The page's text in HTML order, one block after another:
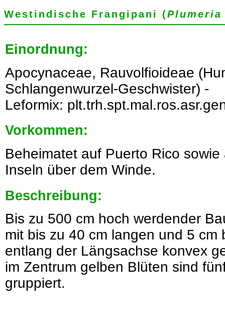
Westindische Frangipani (Plumeria
Einordnung:
Apocynaceae, Rauvolfioideae
Schlangenwurzel-Geschwister) -
Leformix:
Vorkommen:
Beheimatet auf Puerto Rico
Inseln über dem Winde.
Beschreibung:
Bis zu 500 cm hoch werdender
mit bis zu 40 cm langen und 5 cm
entlang der Längsachse konvex
im Zentrum gelben Blüten sind
gruppiert.